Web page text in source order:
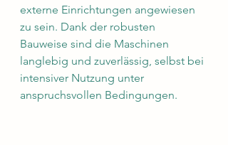
externe Einrichtungen angewiesen
zu sein. Dank der robusten
Bauweise sind die Maschinen
langlebig und zuverlässig, selbst bei
intensiver Nutzung unter
anspruchsvollen Bedingungen.